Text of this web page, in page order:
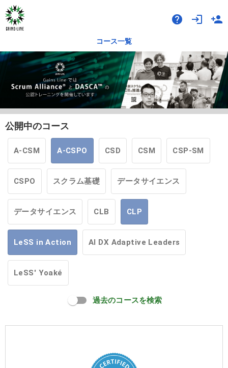
help login person_add
コース一覧
公開中のコース
A-CSM A-CSPO CSD CSM CSP-SM
CSPO スクラム基礎 データサイエンス
データサイエンス CLB CLP
LeSS in Action AI DX Adaptive Leaders
LeSS' Yoaké
過去のコースを検索